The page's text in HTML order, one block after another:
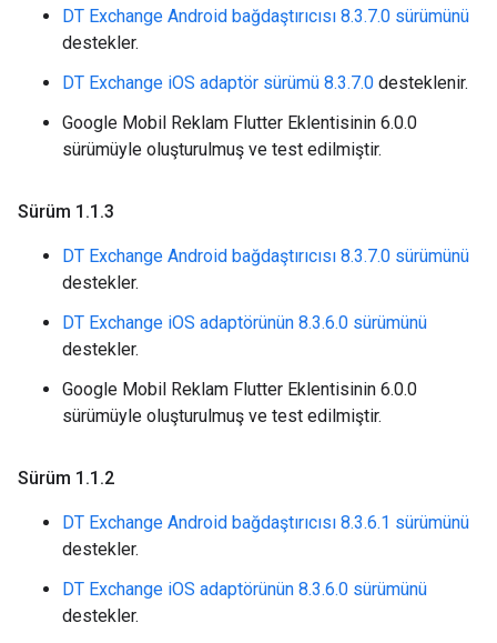
DT Exchange Android bağdaştırıcısı 8.3.7.0 sürümünü
destekler.
DT Exchange iOS adaptör sürümü 8.3.7.0 desteklenir.
Google Mobil Reklam Flutter Eklentisinin 6.0.0
sürümüyle oluşturulmuş ve test edilmiştir.
Sürüm 1 .1 .3
DT Exchange Android bağdaştırıcısı 8.3.7.0 sürümünü
destekler.
DT Exchange iOS adaptörünün 8.3.6.0 sürümünü
destekler.
Google Mobil Reklam Flutter Eklentisinin 6.0.0
sürümüyle oluşturulmuş ve test edilmiştir.
Sürüm 1 .1 .2
DT Exchange Android bağdaştırıcısı 8.3.6.1 sürümünü
destekler.
DT Exchange iOS adaptörünün 8.3.6.0 sürümünü
destekler.